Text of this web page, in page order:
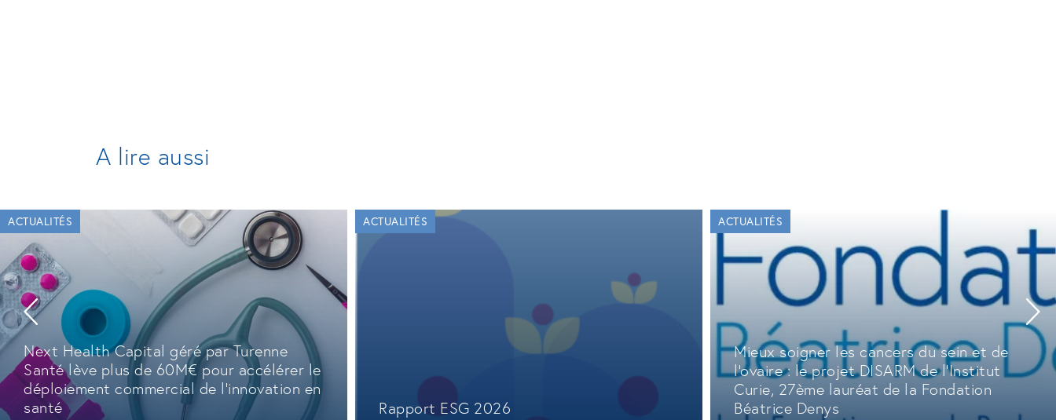
A lire aussi
ACTUALITÉS
Next Health Capital géré par Turenne
Santé lève plus de 60M€ pour accélérer le
déploiement commercial de l'innovation en
santé
ACTUALITÉS
Rapport ESG 2026
ACTUALITÉS
Mieux soigner les cancers du sein et de
l'ovaire : le projet DISARM de l'Institut
Curie, 27ème lauréat de la Fondation
Béatrice Denys